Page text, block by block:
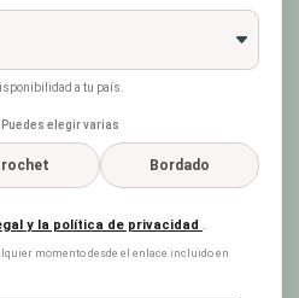
a tu país.
Puedes elegir varias
Bordado
y la política de privacidad .
momento desde el enlace incluido en